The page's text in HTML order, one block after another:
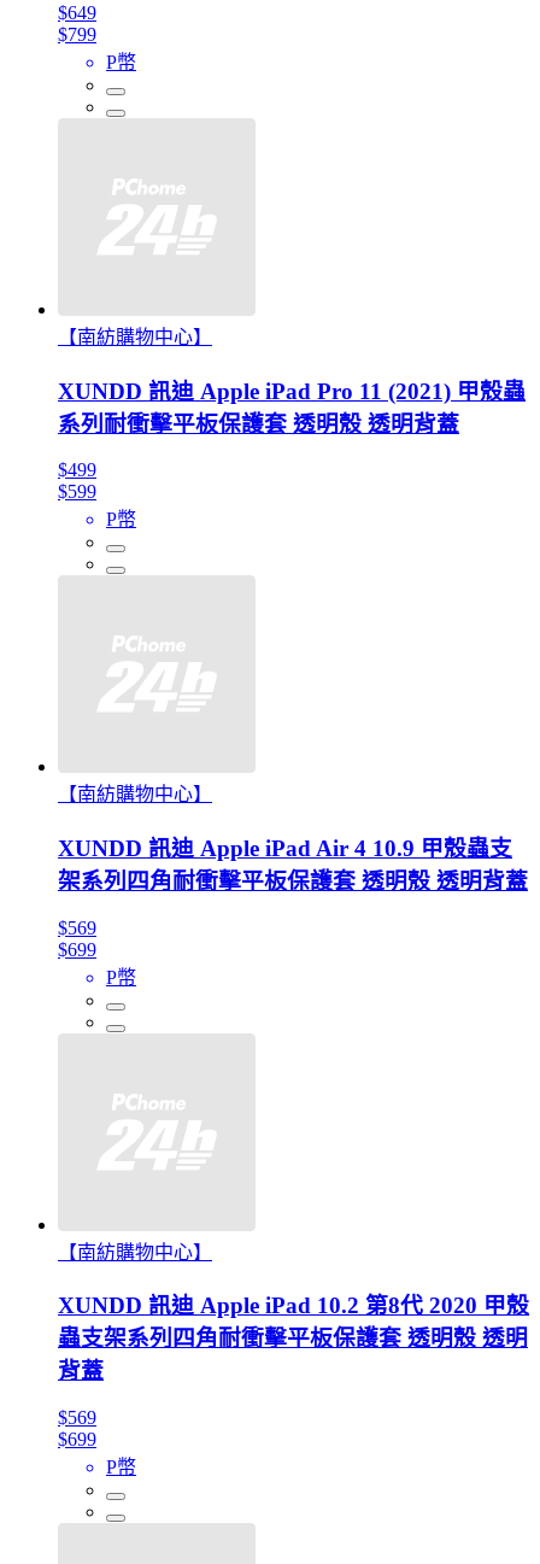
$649
$799
P幣
【南紡購物中心】
XUNDD 訊迪 Apple iPad Pro 11 (2021) 甲殼蟲
系列耐衝擊平板保護套 透明殼 透明背蓋
$499
$599
P幣
【南紡購物中心】
XUNDD 訊迪 Apple iPad Air 4 10.9 甲殼蟲支
架系列四角耐衝擊平板保護套 透明殼 透明背蓋
$569
$699
P幣
【南紡購物中心】
XUNDD 訊迪 Apple iPad 10.2 第8代 2020 甲殼
蟲支架系列四角耐衝擊平板保護套 透明殼 透明
背蓋
$569
$699
P幣